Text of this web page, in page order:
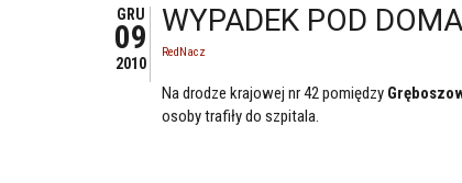
GRU
09
2010
WYPADEK POD
RedNacz
Na drodze krajowej nr 42 pomiędzy
osoby trafiły do szpitala.